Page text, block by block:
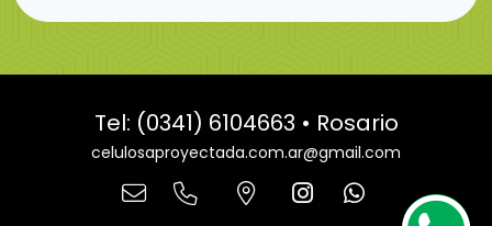
Tel: (0341) 6104663 • Rosario
celulosaproyectada.com.ar@gmail.com